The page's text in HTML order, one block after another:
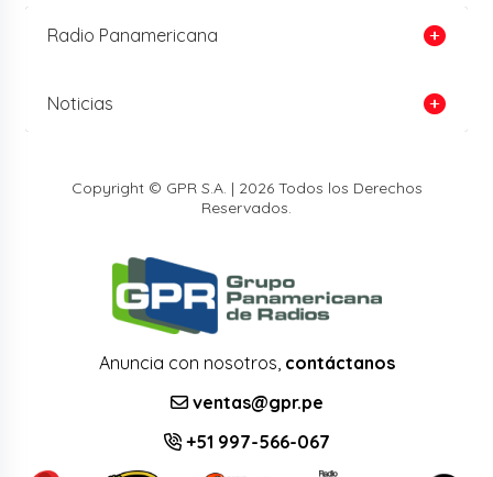
Radio Panamericana
Noticias
Copyright © GPR S.A. | 2026 Todos los Derechos
Reservados.
Anuncia con nosotros, contáctanos
ventas@gpr.pe
+51 997-566-067